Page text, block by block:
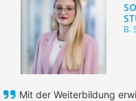
B.
Mit der Weiterbildung